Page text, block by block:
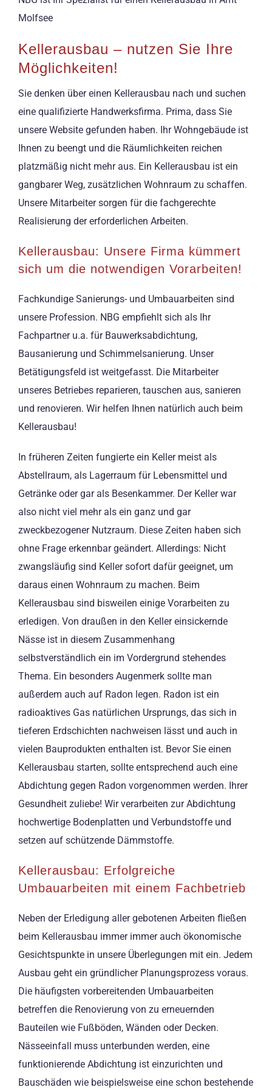
Molfsee
Kellerausbau – nutzen Sie Ihre
Möglichkeiten!
Sie denken über einen Kellerausbau nach und suchen
eine qualifizierte Handwerksfirma. Prima, dass Sie
unsere Website gefunden haben. Ihr Wohngebäude ist
Ihnen zu beengt und die Räumlichkeiten reichen
platzmäßig nicht mehr aus. Ein Kellerausbau ist ein
gangbarer Weg, zusätzlichen Wohnraum zu schaffen.
Unsere Mitarbeiter sorgen für die fachgerechte
Realisierung der erforderlichen Arbeiten.
Kellerausbau: Unsere Firma kümmert
sich um die notwendigen Vorarbeiten!
Fachkundige Sanierungs- und Umbauarbeiten sind
unsere Profession. NBG empfiehlt sich als Ihr
Fachpartner u.a. für Bauwerksabdichtung,
Bausanierung und Schimmelsanierung. Unser
Betätigungsfeld ist weitgefasst. Die Mitarbeiter
unseres Betriebes reparieren, tauschen aus, sanieren
und renovieren. Wir helfen Ihnen natürlich auch beim
Kellerausbau!
In früheren Zeiten fungierte ein Keller meist als
Abstellraum, als Lagerraum für Lebensmittel und
Getränke oder gar als Besenkammer. Der Keller war
also nicht viel mehr als ein ganz und gar
zweckbezogener Nutzraum. Diese Zeiten haben sich
ohne Frage erkennbar geändert. Allerdings: Nicht
zwangsläufig sind Keller sofort dafür geeignet, um
daraus einen Wohnraum zu machen. Beim
Kellerausbau sind bisweilen einige Vorarbeiten zu
erledigen. Von draußen in den Keller einsickernde
Nässe ist in diesem Zusammenhang
selbstverständlich ein im Vordergrund stehendes
Thema. Ein besonders Augenmerk sollte man
außerdem auch auf Radon legen. Radon ist ein
radioaktives Gas natürlichen Ursprungs, das sich in
tieferen Erdschichten nachweisen lässt und auch in
vielen Bauprodukten enthalten ist. Bevor Sie einen
Kellerausbau starten, sollte entsprechend auch eine
Abdichtung gegen Radon vorgenommen werden. Ihrer
Gesundheit zuliebe! Wir verarbeiten zur Abdichtung
hochwertige Bodenplatten und Verbundstoffe und
setzen auf schützende Dämmstoffe.
Kellerausbau: Erfolgreiche
Umbauarbeiten mit einem Fachbetrieb
Neben der Erledigung aller gebotenen Arbeiten fließen
beim Kellerausbau immer immer auch ökonomische
Gesichtspunkte in unsere Überlegungen mit ein. Jedem
Ausbau geht ein gründlicher Planungsprozess voraus.
Die häufigsten vorbereitenden Umbauarbeiten
betreffen die Renovierung von zu erneuernden
Bauteilen wie Fußböden, Wänden oder Decken.
Nässeeinfall muss unterbunden werden, eine
funktionierende Abdichtung ist einzurichten und
Bauschäden wie beispielsweise eine schon bestehende